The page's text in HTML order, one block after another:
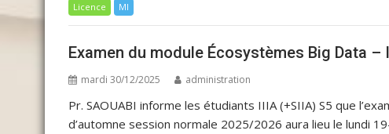
Licence MI
Examen du module Écosystèmes Big Data –
mardi 30/12/2025 administration
Pr. SAOUABI informe les étudiants IIIA (+SIIA) S5 que
d’automne session normale 2025/2026 aura lieu le lundi